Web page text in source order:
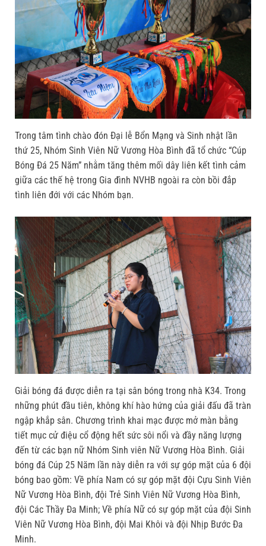
Trong tâm tình chào đón Đại lễ Bổn Mạng và Sinh nhật lần
thứ 25, Nhóm Sinh Viên Nữ Vương Hòa Bình đã tổ chức “Cúp
Bóng Đá 25 Năm” nhằm tăng thêm mối dây liên kết tình cảm
giữa các thế hệ trong Gia đình NVHB ngoài ra còn bồi đắp
tình liên đới với các Nhóm bạn.
Giải bóng đá được diễn ra tại sân bóng trong nhà K34. Trong
những phút đầu tiên, không khí hào hứng của giải đấu đã tràn
ngập khắp sân. Chương trình khai mạc được mở màn bằng
tiết mục cử điệu cổ động hết sức sôi nổi và đầy năng lượng
đến từ các bạn nữ Nhóm Sinh viên Nữ Vương Hòa Bình. Giải
bóng đá Cúp 25 Năm lần này diễn ra với sự góp mặt của 6 đội
bóng bao gồm: Về phía Nam có sự góp mặt đội Cựu Sinh Viên
Nữ Vương Hòa Bình, đội Trẻ Sinh Viên Nữ Vương Hòa Bình,
đội Các Thầy Đa Minh; Về phía Nữ có sự góp mặt của đội Sinh
Viên Nữ Vương Hòa Bình, đội Mai Khôi và đội Nhịp Bước Đa
Minh.